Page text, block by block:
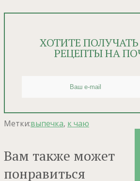
ХОТИТЕ
РЕЦЕПТЫ НА
Метки:выпечка, к чаю
Вам также может
понравиться